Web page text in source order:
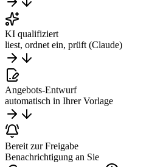
KI qualifiziert
liest, ordnet ein, prüft (Claude)
Angebots-Entwurf
automatisch in Ihrer Vorlage
Bereit zur Freigabe
Benachrichtigung an Sie